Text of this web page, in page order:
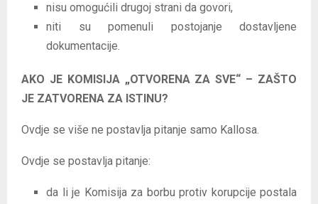
nisu omogućili drugoj strani da govori,
niti su pomenuli postojanje dostavljene
dokumentacije.
AKO JE KOMISIJA „OTVORENA ZA SVE“ – ZAŠTO
JE ZATVORENA ZA ISTINU?
Ovdje se više ne postavlja pitanje samo Kallosa.
Ovdje se postavlja pitanje:
da li je Komisija za borbu protiv korupcije postala